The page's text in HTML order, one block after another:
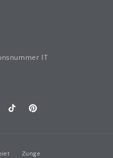
IT
TikTok Pinterest
Zunge